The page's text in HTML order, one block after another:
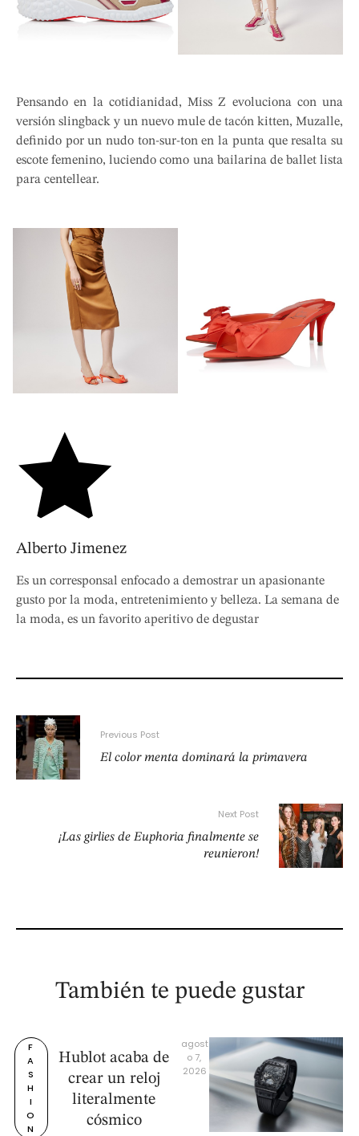
Pensando en la cotidianidad, Miss Z evoluciona con una
versión slingback y un nuevo mule de tacón kitten, Muzalle,
definido por un nudo ton-sur-ton en la punta que resalta su
escote femenino, luciendo como una bailarina de ballet lista
para centellear.
Alberto Jimenez
Es un corresponsal enfocado a demostrar un apasionante
gusto por la moda, entretenimiento y belleza. La semana de
la moda, es un favorito aperitivo de degustar
Previous Post
El color menta dominará la primavera
Next Post
¡Las girlies de Euphoria finalmente se
reunieron!
También te puede gustar
F
A
S
H
I
O
N
Hublot acaba de
crear un reloj
literalmente
cósmico
agost
o 7,
2026